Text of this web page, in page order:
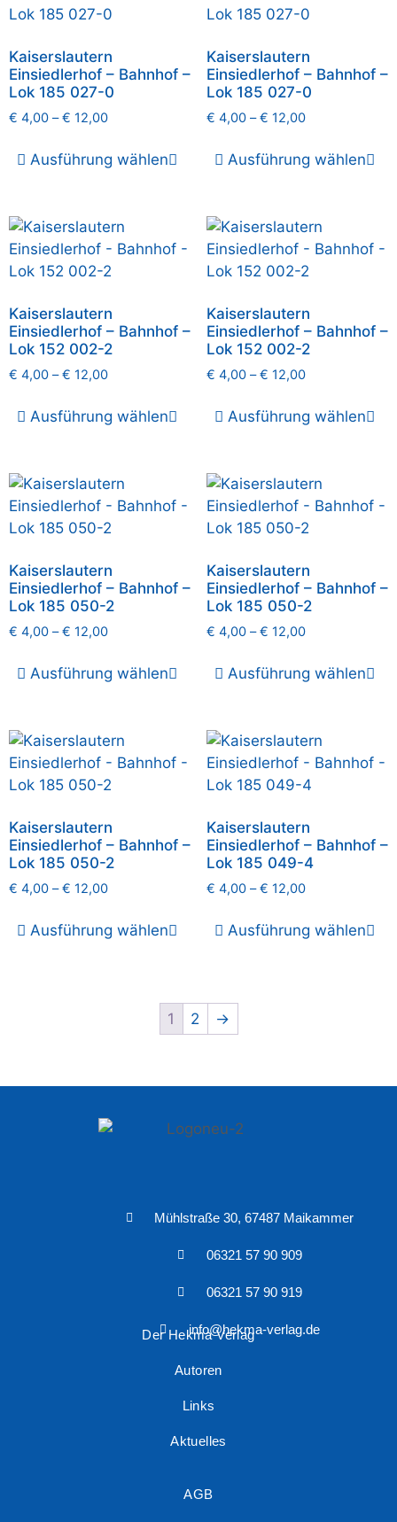
Kaiserslautern
Einsiedlerhof – Bahnhof –
Lok 185 027-0
€ 4,00 –€ 12,00
Ausführung wählen
Kaiserslautern
Einsiedlerhof – Bahnhof –
Lok 185 027-0
€ 4,00–€ 12,00
Ausführung wählen
Kaiserslautern
Einsiedlerhof – Bahnhof –
Lok 152 002-2
€ 4,00 –€ 12,00
Ausführung wählen
Kaiserslautern
Einsiedlerhof – Bahnhof –
Lok 152 002-2
€ 4,00–€ 12,00
Ausführung wählen
Kaiserslautern
Einsiedlerhof – Bahnhof –
Lok 185 050-2
€ 4,00 –€ 12,00
Ausführung wählen
Kaiserslautern
Einsiedlerhof – Bahnhof –
Lok 185 050-2
€ 4,00–€ 12,00
Ausführung wählen
Kaiserslautern
Einsiedlerhof – Bahnhof –
Lok 185 050-2
€ 4,00 –€ 12,00
Ausführung wählen
Kaiserslautern
Einsiedlerhof – Bahnhof –
Lok 185 049-4
€ 4,00–€ 12,00
Ausführung wählen
1 2 →
Mühlstraße 30, 67487 Maikammer
06321 57 90 909
06321 57 90 919
info@hekma-verlag.de
Der Hekma Verlag
Autoren
Links
Aktuelles
AGB